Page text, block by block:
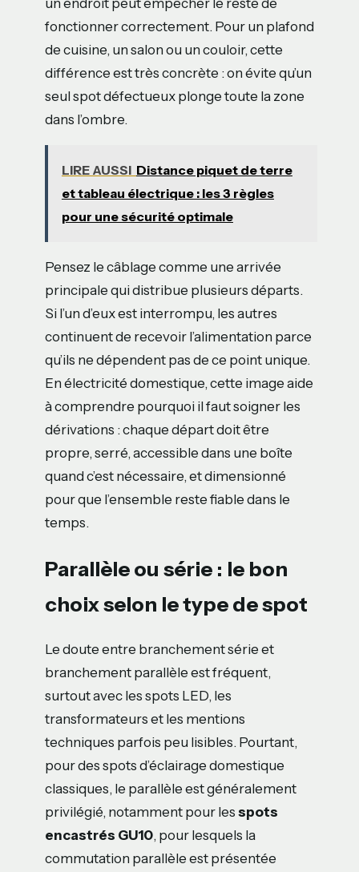
fonctionner correctement. Pour un plafond
de cuisine, un salon ou un couloir, cette
différence est très concrète : on évite qu’un
seul spot défectueux plonge toute la zone
dans l’ombre.
LIRE AUSSI Distance piquet de terre
et tableau électrique : les 3 règles
pour une sécurité optimale
Pensez le câblage comme une arrivée
principale qui distribue plusieurs départs.
Si l’un d’eux est interrompu, les autres
continuent de recevoir l’alimentation parce
qu’ils ne dépendent pas de ce point unique.
En électricité domestique, cette image aide
à comprendre pourquoi il faut soigner les
dérivations : chaque départ doit être
propre, serré, accessible dans une boîte
quand c’est nécessaire, et dimensionné
pour que l’ensemble reste fiable dans le
temps.
Parallèle ou série : le bon
choix selon le type de spot
Le doute entre branchement série et
branchement parallèle est fréquent,
surtout avec les spots LED, les
transformateurs et les mentions
techniques parfois peu lisibles. Pourtant,
pour des spots d’éclairage domestique
classiques, le parallèle est généralement
privilégié, notamment pour les spots
encastrés GU10, pour lesquels la
commutation parallèle est présentée